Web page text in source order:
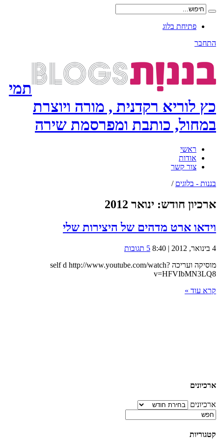
פתיחת בלוג
התחבר
תמי
כץ לוריא רקדנית , מורה ויוצרת
במחול, כותבת ומפרסמת שירה
ראשי
אודות
צור קשר
בננות - בלוגים /
ארכיון חודש: ינואר 2012
וידאו ארט מדהים של היצירות שלי
4 בינואר, 2012 | 8:40
5 תגובות
מוסיקה ועריכה self d http://www.youtube.com/watch?
v=HFVIbMN3LQ8
קרא עוד »
ארכיונים
ארכיונים
קטגוריות